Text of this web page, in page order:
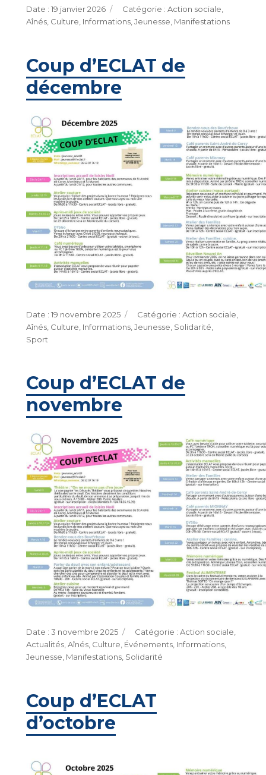
Publié
le
19 janvier 2026 Catégories
Action sociale
Aînés, Culture Informations, Jeunesse Manifestations
Coup d’ECLAT de
décembre
Publié
le
19 novembre 2025 Catégories
Action sociale
Aînés, Culture Informations, Jeunesse Solidarité
Sport
Coup d’ECLAT de
novembre
Publié
le
3 novembre 2025 Catégories
Action sociale,
Actualités,Aînés, Culture, Événements, Informations,
Jeunesse, Manifestations, Solidarité
Coup d’ECLAT
d’octobre